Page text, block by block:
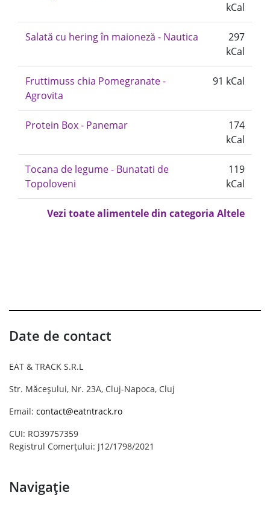
kCal
Salată cu hering în maioneză - Nautica
297
kCal
Fruttimuss chia Pomegranate -
Agrovita
91 kCal
Protein Box - Panemar
174
kCal
Tocana de legume - Bunatati de
Topoloveni
119
kCal
Vezi toate alimentele din categoria Altele
Date de contact
EAT & TRACK S.R.L
Str. Măceșului, Nr. 23A, Cluj-Napoca, Cluj
Email: contact@eatntrack.ro
CUI: RO39757359
Registrul Comerțului: J12/1798/2021
Navigație